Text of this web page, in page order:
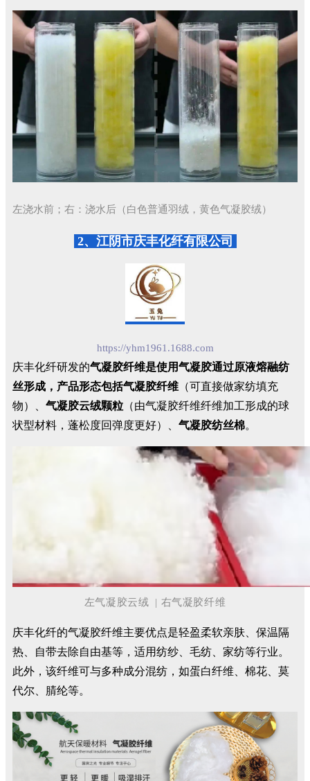
左浇水前；右：浇水后（白色普通羽绒，黄色气凝胶绒）
2、江阴市庆丰化纤有限公司
https://yhm1961.1688.com
庆丰化纤研发的气凝胶纤维是使用气凝胶通过原液熔融纺
丝形成，产品形态包括气凝胶纤维 （可直接做家纺填充
物）、 气凝胶云绒颗粒 （由气凝胶纤维纤维加工形成的球
状型材料，蓬松度回弹度更好）、 气凝胶纺丝棉。
左气凝胶云绒 | 右气凝胶纤维
庆丰化纤的气凝胶纤维主要优点是轻盈柔软亲肤、保温隔
热、自带去除自由基等，适用纺纱、毛纺、家纺等行业。
此外，该纤维可与多种成分混纺，如蛋白纤维、棉花、莫
代尔、腈纶等。